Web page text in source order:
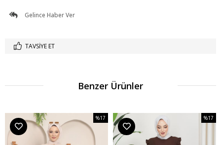
Gelince Haber Ver
TAVSIYE ET
Benzer Ürünler
%17
%17İndirim
%17